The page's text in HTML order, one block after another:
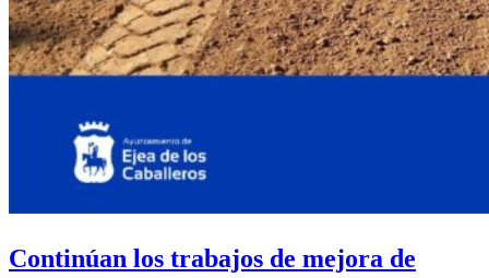
Continúan los trabajos de mejora de